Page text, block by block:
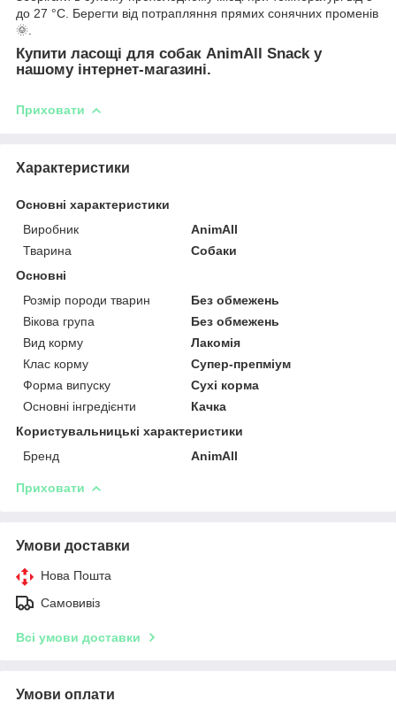
до 27 °С. Берегти від потрапляння прямих сонячних променів
🌞.
Купити ласощі для собак AnimAll Snack у
нашому інтернет-магазині.
Приховати
Характеристики
Основні характеристики
Виробник
AnimAll
Тварина
Собаки
Основні
Розмір породи тварин
Без обмежень
Вікова група
Без обмежень
Вид корму
Лакомія
Клас корму
Супер-препміум
Форма випуску
Сухі корма
Основні інгредієнти
Качка
Користувальницькі характеристики
Бренд
AnimAll
Приховати
Умови доставки
Нова Пошта
Самовивіз
Всі умови доставки
Умови оплати